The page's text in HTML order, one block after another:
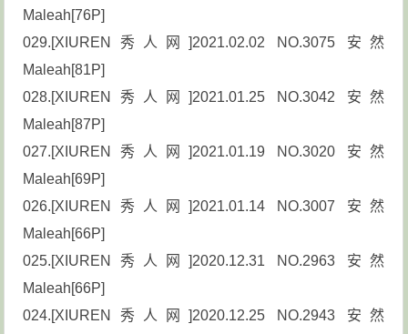
Maleah[76P]
029.[XIUREN秀人网]2021.02.02 NO.3075 安然
Maleah[81P]
028.[XIUREN秀人网]2021.01.25 NO.3042 安然
Maleah[87P]
027.[XIUREN秀人网]2021.01.19 NO.3020 安然
Maleah[69P]
026.[XIUREN秀人网]2021.01.14 NO.3007 安然
Maleah[66P]
025.[XIUREN秀人网]2020.12.31 NO.2963 安然
Maleah[66P]
024.[XIUREN秀人网]2020.12.25 NO.2943 安然